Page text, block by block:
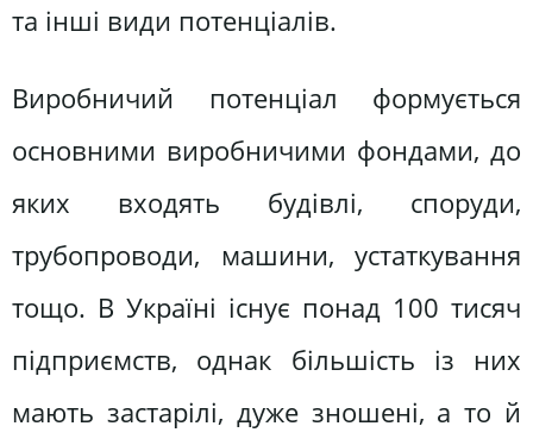
та інші види потенціалів.
Виробничий потенціал формується
основними виробничими фондами, до
яких входять будівлі, споруди,
трубопроводи, машини, устаткування
тощо. В Україні існує понад 100 тисяч
підприємств, однак більшість із них
мають застарілі, дуже зношені, а то й